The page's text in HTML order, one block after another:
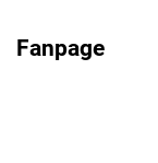
Fanpage